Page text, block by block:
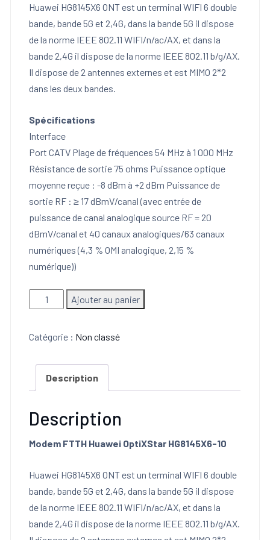
35000 CFA. 25000 CFA.
Huawei HG8145X6 ONT est un terminal WIFI 6 double
bande, bande 5G et 2,4G, dans la bande 5G il dispose
de la norme IEEE 802.11 WIFI/n/ac/AX, et dans la
bande 2,4G il dispose de la norme IEEE 802.11 b/g/AX.
Il dispose de 2 antennes externes et est MIMO 2*2
dans les deux bandes.
Spécifications
Interface
Port CATV Plage de fréquences 54 MHz à 1 000 MHz
Résistance de sortie 75 ohms Puissance optique
moyenne reçue : -8 dBm à +2 dBm Puissance de
sortie RF : ≥ 17 dBmV/canal (avec entrée de
puissance de canal analogique source RF = 20
dBmV/canal et 40 canaux analogiques/63 canaux
numériques (4,3 % OMI analogique, 2,15 %
numérique))
quantité
de
FTTH
Huawei
OptiXStar
HG8145X6-
10
Ajouter au panier
Catégorie : Non classé
Description
Description
Modem FTTH Huawei OptiXStar HG8145X6-10
Huawei HG8145X6 ONT est un terminal WIFI 6 double
bande, bande 5G et 2,4G, dans la bande 5G il dispose
de la norme IEEE 802.11 WIFI/n/ac/AX, et dans la
bande 2,4G il dispose de la norme IEEE 802.11 b/g/AX.